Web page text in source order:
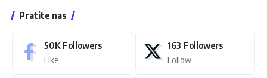
Pratite nas
50K Followers
Like
163 Followers
Follow